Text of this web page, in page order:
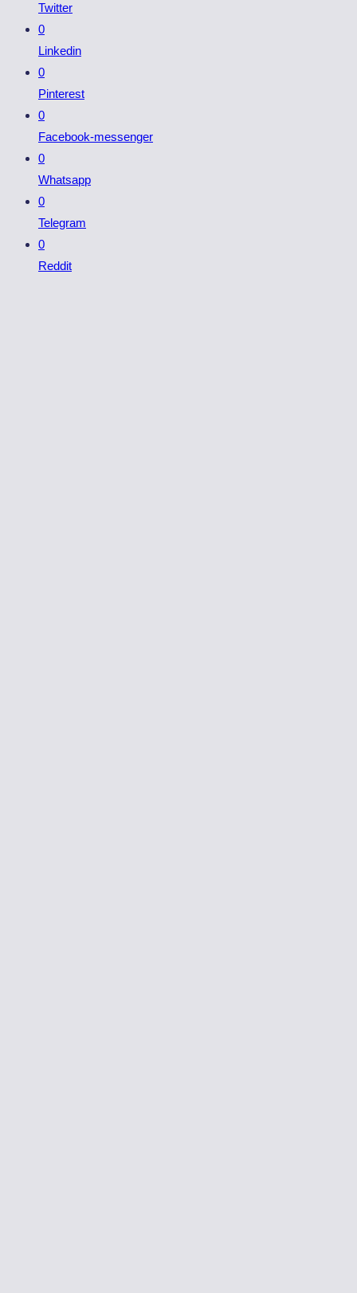
Twitter
0
Linkedin
0
Pinterest
0
Facebook-messenger
0
Whatsapp
0
Telegram
0
Reddit